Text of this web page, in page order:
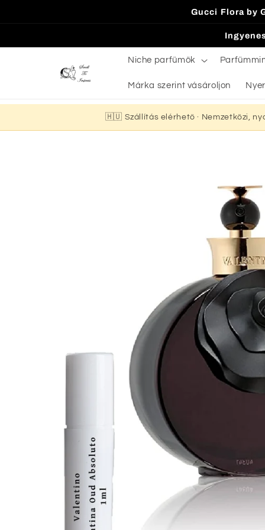
Gucci Flora by
Niche parfümök
Márka szerint vásároljon
🇭🇺 Szállítás elérhető · Nemzetközi,